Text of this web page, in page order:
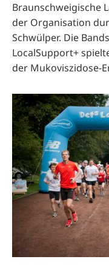
Braunschweigische
der Organisation
Schwülper. Die
LocalSupport+
der Mukoviszidose-